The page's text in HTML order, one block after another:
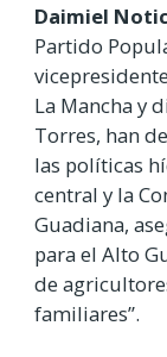
Daimiel
Partido
La Mancha y
Torres, han
las políticas
central y la
Guadiana,
para el Alto
de
familiares”.